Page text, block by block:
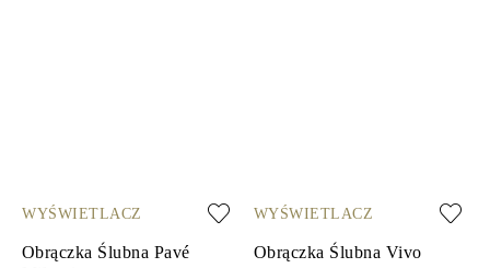
WYŚWIETLACZ
Obrączka Ślubna Pavé
WYŚWIETLACZ
Obrączka Ślubna Vivo